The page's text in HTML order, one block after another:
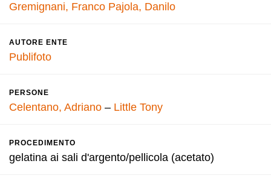
Gremignani, Franco Pajola, Danilo
AUTORE ENTE
Publifoto
PERSONE
Celentano, Adriano – Little Tony
PROCEDIMENTO
gelatina ai sali d'argento/pellicola (acetato)